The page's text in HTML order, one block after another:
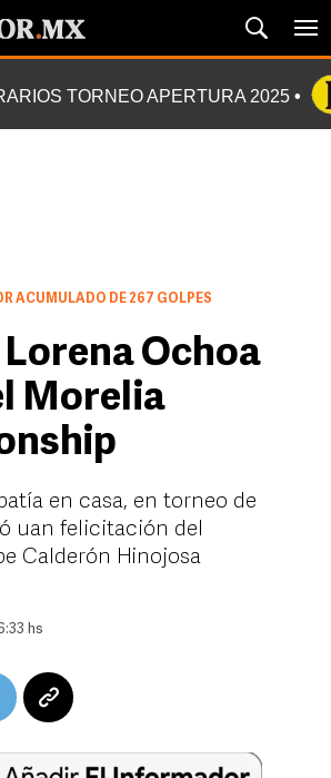
TORNEO APERTURA 2025
ACUMULADO DE 267 GOLPES
Ochoa
Morelia
en casa, en torneo de
uan felicitación del
Calderón Hinojosa
hs